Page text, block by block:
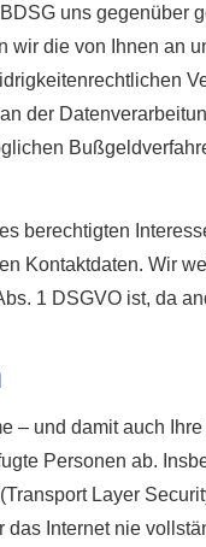
uns
wir die von Ihnen
der
berechtigten
Kontaktdaten. Wir
1 DSGVO ist, da
– und damit auch
Per­sonen ab.
Layer
Internet nie